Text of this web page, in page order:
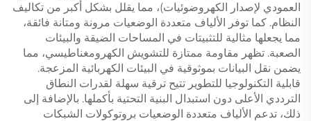
العمودي لإصدار الكهروضوئيات)، مما يقلل بشكل أكبر من تكاليف
النظام. كما توفر الألياف متعددة الوضعيات مرونة ومتانة فائقة،
مما يجعلها مثالية للتثبيتات في المساحات الضيقة والبيئات
الصعبة. تظهر مقاومة ممتازة للتشويش الكهرومغناطيسي، مما
يضمن نقل البيانات بموثوقية في البيئات الكهربائية المزعجة.
قابلية التكنولوجيا للتطوير تتيح ترقية سهلة لقدرات النطاق
الترددي الأعلى دون استبدال البنية التحتية بأكملها. بالإضافة إلى
ذلك، تدعم الألياف متعددة الوضعيات بروتوكولات الشبكات